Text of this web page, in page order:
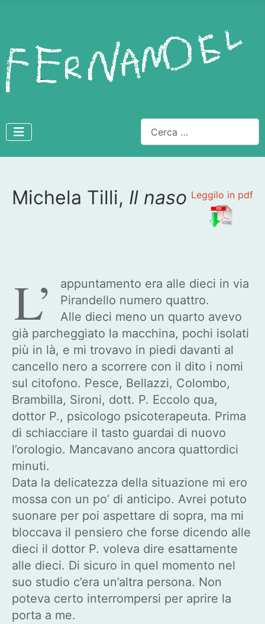
Cerca
Dettagli
Michela Tilli, Il naso Leggilo in pdf
L’
appuntamento era alle dieci in via
Pirandello numero quattro.
Alle dieci meno un quarto avevo
già parcheggiato la macchina, pochi isolati
più in là, e mi trovavo in piedi davanti al
cancello nero a scorrere con il dito i nomi
sul citofono. Pesce, Bellazzi, Colombo,
Brambilla, Sironi, dott. P. Eccolo qua,
dottor P., psicologo psicoterapeuta. Prima
di schiacciare il tasto guardai di nuovo
l’orologio. Mancavano ancora quattordici
minuti.
Data la delicatezza della situazione mi ero
mossa con un po’ di anticipo. Avrei potuto
suonare per poi aspettare di sopra, ma mi
bloccava il pensiero che forse dicendo alle
dieci il dottor P. voleva dire esattamente
alle dieci. Di sicuro in quel momento nel
suo studio c’era un’altra persona. Non
poteva certo interrompersi per aprire la
porta a me.